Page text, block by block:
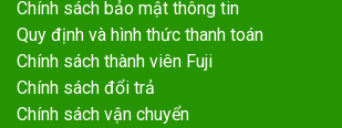
Chính sách bảo mật thông tin
Quy định và hình thức thanh toán
Chính sách thành viên Fuji
Chính sách đổi trả
Chính sách vận chuyển